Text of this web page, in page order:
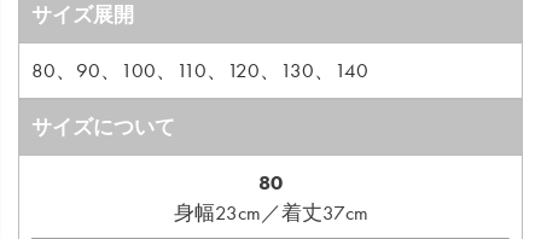
サイズ展開
80、90、100、110、120、130、140
サイズについて
80
身幅23cm／着丈37cm